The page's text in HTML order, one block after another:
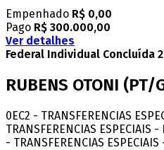
Empenhado R$ 0,00
Pago R$ 300.000,00
Ver detalhes
Federal Individual Concluída
RUBENS OTONI (PT/
0EC2 - TRANSFERENCIAS
TRANSFERENCIAS ESPECIAIS
- TRANSFERENCIAS ESPECIAIS